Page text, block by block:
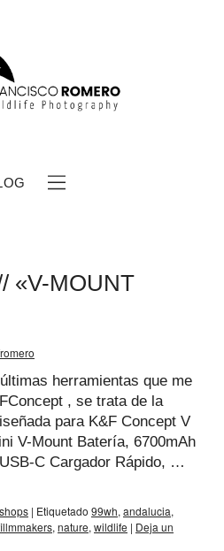
«V-MOUNT
herramientas que me
, se trata de la
para K&F Concept V
V-Mount Batería, 6700mAh
C Cargador Rápido, …
| Etiquetado 99wh, andalucia,
, nature, wildlife | Deja un